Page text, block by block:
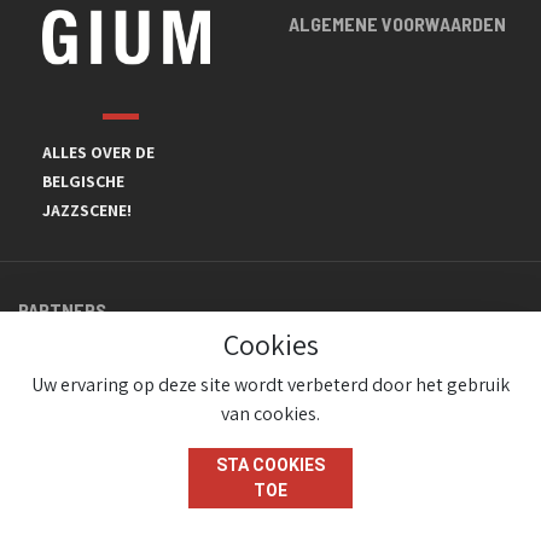
ALLES OVER DE
BELGISCHE
JAZZSCENE!
ALGEMENE VOORWAARDEN
PARTNERS
© JazzInBelgium 2026 ( Version 1.1.2)
Cookies
Uw ervaring op deze site wordt verbeterd door het gebruik
van cookies.
STA COOKIES
TOE